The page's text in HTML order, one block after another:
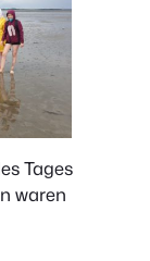
Tages
waren